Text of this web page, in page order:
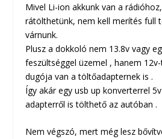
Mivel Li-ion akkunk van a
rátölthetünk, nem kell merítés full
várnunk.
Plusz a dokkoló nem 13.8v vagy
feszültséggel üzemel , hanem
dugója van a töltőadapternek is .
Így akár egy usb up konverterrel
adapterről is tölthető az autóban .
Nem végszó, mert még lesz